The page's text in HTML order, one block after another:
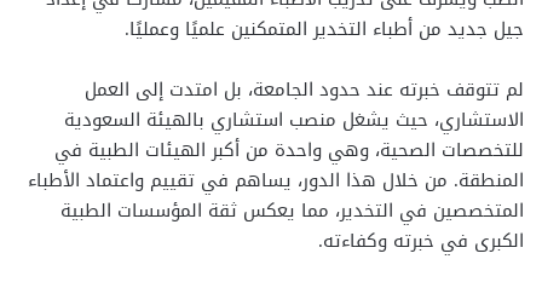
جيل جديد من أطباء التخدير المتمكنين علميًا وعمليًا.
لم تتوقف خبرته عند حدود الجامعة، بل امتدت إلى العمل
الاستشاري، حيث يشغل منصب استشاري بالهيئة السعودية
للتخصصات الصحية، وهي واحدة من أكبر الهيئات الطبية في
المنطقة. من خلال هذا الدور، يساهم في تقييم واعتماد الأطباء
المتخصصين في التخدير، مما يعكس ثقة المؤسسات الطبية
الكبرى في خبرته وكفاءته.